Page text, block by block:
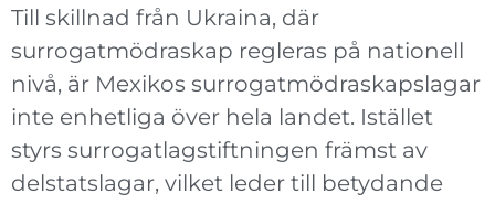
Till skillnad från Ukraina, där
surrogatmödraskap regleras på nationell
nivå, är Mexikos surrogatmödraskapslagar
inte enhetliga över hela landet. Istället
styrs surrogatlagstiftningen främst av
delstatslagar, vilket leder till betydande